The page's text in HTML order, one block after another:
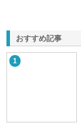
おすすめ記事
1